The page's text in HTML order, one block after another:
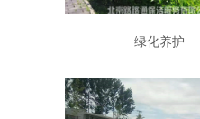
绿化养护